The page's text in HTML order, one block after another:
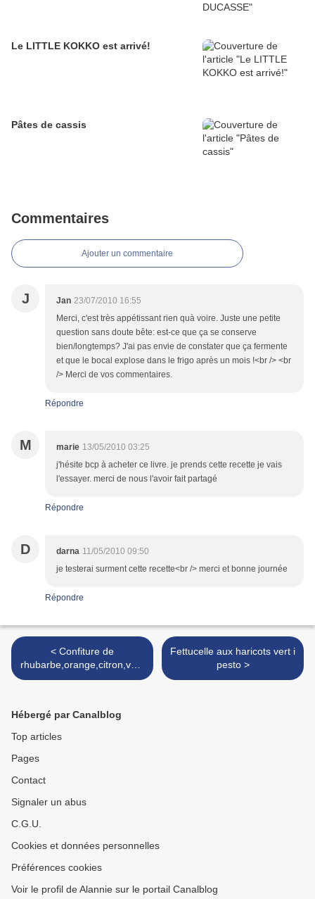
Le LITTLE KOKKO est arrivé!
Pâtes de cassis
Commentaires
Ajouter un commentaire
J Jan 23/07/2010 16:55
Merci, c'est très appétissant rien quà voire. Juste une petite
question sans doute bête: est-ce que ça se conserve
bien/longtemps? J'ai pas envie de constater que ça fermente
et que le bocal explose dans le frigo après un mois !<br /> <br
/> Merci de vos commentaires.
Répondre
M marie 13/05/2010 03:25
j'hésite bcp à acheter ce livre. je prends cette recette je vais
l'essayer. merci de nous l'avoir fait partagé
Répondre
D darna 11/05/2010 09:50
je testerai surment cette recette<br /> merci et bonne journée
Répondre
< Confiture de
rhubarbe,orange,citron,vani
lle
Fettucelle aux haricots vert i
pesto >
Hébergé par Canalblog
Top articles
Pages
Contact
Signaler un abus
C.G.U.
Cookies et données personnelles
Préférences cookies
Voir le profil de Alannie sur le portail Canalblog